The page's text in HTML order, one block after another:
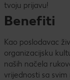
tvoju prijavu!
Benefiti
Kao poslodavac
organizacijsku
naših načela
vrijednosti sa